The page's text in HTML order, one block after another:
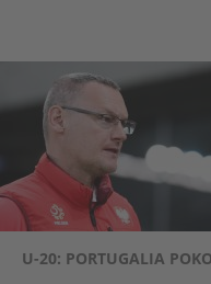
U-20: PORTUGALIA